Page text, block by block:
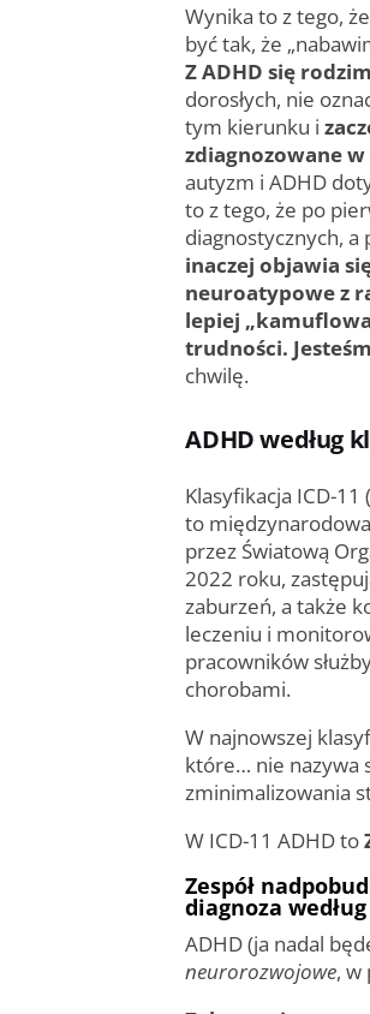
Wynika to z tego,
być tak, że
Z ADHD się
dorosłych, nie
tym kierunku i
zdiagnozowane
autyzm i ADHD
to z tego, że po
diagnostycznych,
inaczej objawia
neuroatypowe z
lepiej
trudności.
chwilę.
ADHD według
Klasyfikacja ICD-11
to
przez Światową
2022 roku,
zaburzeń, a także
leczeniu i
pracowników
chorobami.
W najnowszej
które… nie nazywa
zminimalizowania
W ICD-11 ADHD to
Zespół
diagnoza według
ADHD (ja nadal
neurorozwojowe, w